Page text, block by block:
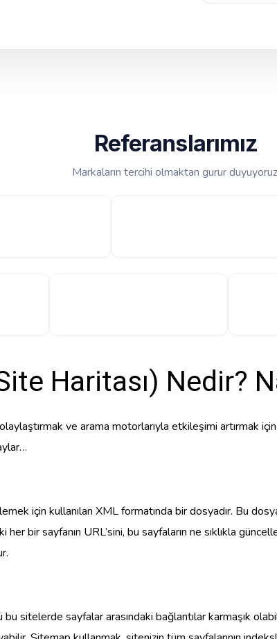
Referanslarımız
Markaların tercihi olmaktan gurur
Haritası) Nedir?
ve arama motorlarıyla etkileşimi artırmak
için kullanılan XML formatında bir dosyadır. Bu
bir sayfanın URL’sini, bu sayfaların ne sıklıkla
sitelerde sayfalar arasındaki bağlantılar karmaşık